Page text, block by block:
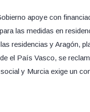
apoye con
las medidas en
residencias y Aragón,
el País Vasco, se
y Murcia exige un